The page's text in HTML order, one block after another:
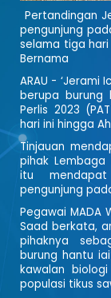
Pertandingan
pengunjung
selama tiga hari
Bernama
ARAU - ‘Jerami
berupa burung
Perlis 2023
hari ini hingga
Tinjauan
pihak Lembaga
itu mendapat
pengunjung
Pegawai MADA
Saad berkata,
pihaknya
burung hantu
kawalan
populasi tikus